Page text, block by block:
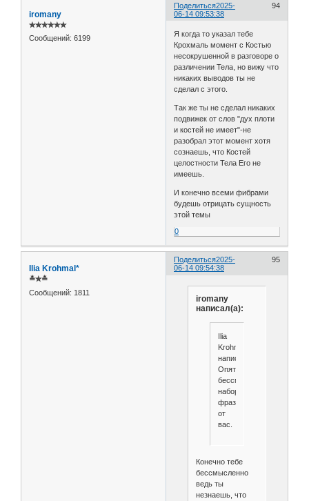
Поделиться 94
2025-
06-14 09:53:38
iromany
✯✯✯✯✯✯
Сообщений: 6199
Я когда то указал тебе
Крохмаль момент с Костью
несокрушенной в разговоре о
различении Тела, но вижу что
никаких выводов ты не
сделал с этого.
Так же ты не сделал никаких
подвижек от слов "дух плоти
и костей не имеет"-не
разобрал этот момент хотя
сознаешь, что Костей
целостности Тела Его не
имеешь.
И конечно всеми фибрами
будешь отрицать сущность
этой темы
0
Поделиться 95
2025-
06-14 09:54:38
Ilia Krohmal*
≛✯≛
Сообщений: 1811
iromany
написал(а):
Ilia
Krohmal*
написал(а):
Опять
бессмысленный
набор
фраз
от
вас.
Конечно тебе
бессмысленно
ведь ты
незнаешь, что